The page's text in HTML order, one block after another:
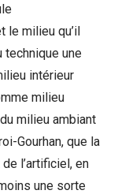
le milieu qu’il
technique une
intérieur
milieu
milieu ambiant
Gourhan, que la
l’artificiel, en
une sorte